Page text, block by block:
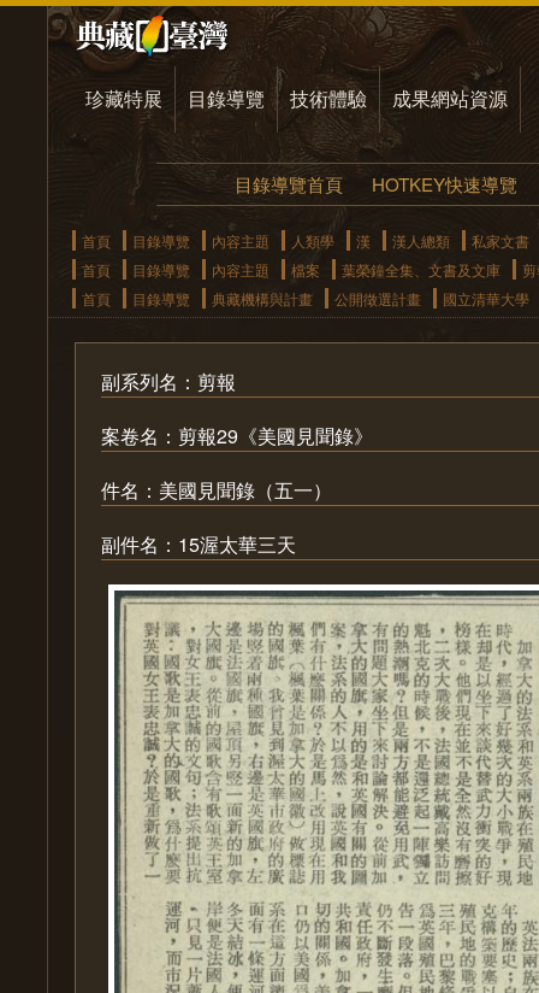
珍藏特展 目錄導覽 技術體驗 成果網站資源
目錄導覽首頁 HOTKEY快速導覽
首頁 目錄導覽 內容主題 人類學 漢 漢人總類
私家文書
首頁
目錄導覽 內容主題 檔案 葉榮鐘全集、文書及文庫
首頁
目錄導覽 典藏機構與計畫 公開徵選計畫 國立清華大學
副系列名：剪報
案卷名：剪報29《美國見聞錄》
件名：美國見聞錄（五一）
副件名：15渥太華三天